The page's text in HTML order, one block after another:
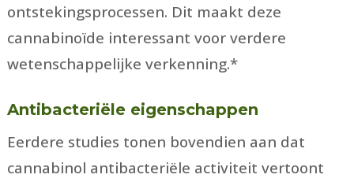
ontstekingsprocessen. Dit maakt deze
cannabinoïde interessant voor verdere
wetenschappelijke verkenning.*
Antibacteriële eigenschappen
Eerdere studies tonen bovendien aan dat
cannabinol antibacteriële activiteit vertoont